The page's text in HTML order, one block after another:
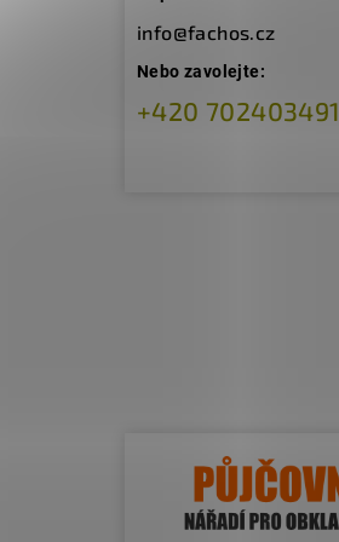
info@fachos.cz
Nebo zavolejte:
+420 702403491